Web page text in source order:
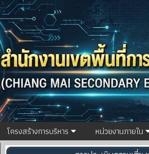
โครงสร้างการบริหาร หน่วยงานภายใน